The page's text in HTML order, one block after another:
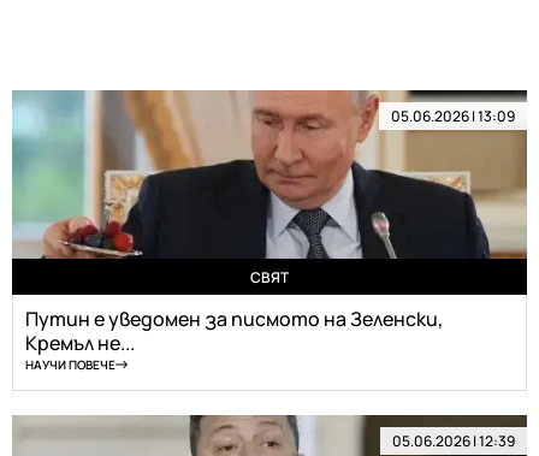
05.06.2026 | 13:09
СВЯТ
Путин е уведомен за писмото на Зеленски,
Кремъл не...
НАУЧИ ПОВЕЧЕ
05.06.2026 | 12:39